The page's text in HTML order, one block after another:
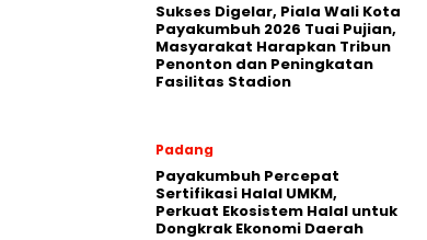
Sukses Digelar, Piala Wali Kota
Payakumbuh 2026 Tuai Pujian,
Masyarakat Harapkan Tribun
Penonton dan Peningkatan
Fasilitas Stadion
Padang
Payakumbuh Percepat
Sertifikasi Halal UMKM,
Perkuat Ekosistem Halal untuk
Dongkrak Ekonomi Daerah